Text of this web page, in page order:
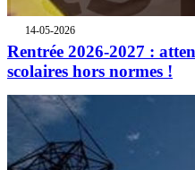
14-05-2026
Rentrée 2026-2027 :
scolaires hors normes !